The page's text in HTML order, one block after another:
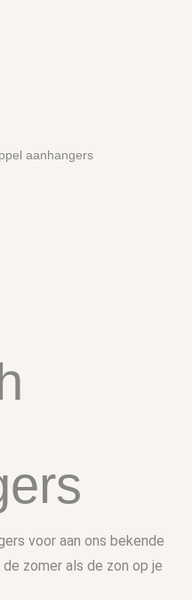
aanhangers
voor aan ons bekende
zomer als de zon op je